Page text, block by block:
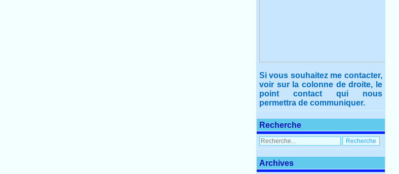
Si vous souhaitez me contacter,
voir sur la colonne de droite, le
point contact qui nous
permettra de communiquer.
Recherche
Archives